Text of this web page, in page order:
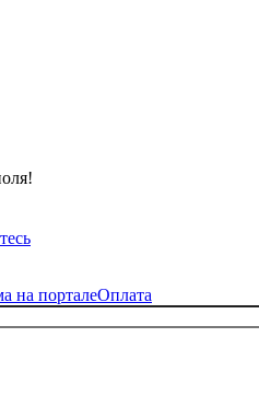
на порталеОплата